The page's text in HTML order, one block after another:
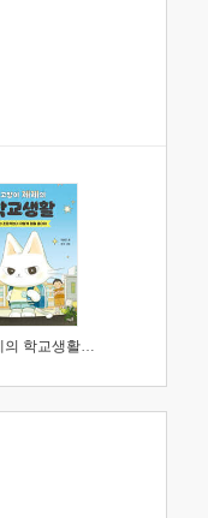
고양이 제제의 학교생활 1 : 초등학생이 이렇게 힘들 줄이야